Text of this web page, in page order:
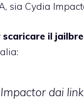
, sia Cydia
il
dai